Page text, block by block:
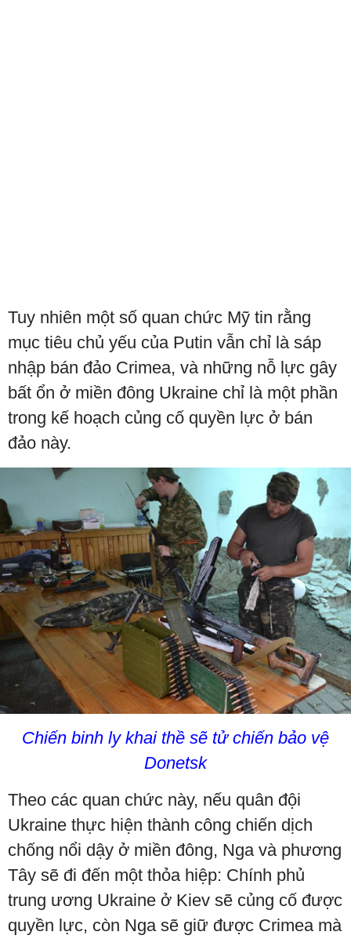
Tuy nhiên một số quan chức Mỹ tin rằng
mục tiêu chủ yếu của Putin vẫn chỉ là sáp
nhập bán đảo Crimea, và những nỗ lực gây
bất ổn ở miền đông Ukraine chỉ là một phần
trong kế hoạch củng cố quyền lực ở bán
đảo này.
Chiến binh ly khai thề sẽ tử chiến bảo vệ
Donetsk
Theo các quan chức này, nếu quân đội
Ukraine thực hiện thành công chiến dịch
chống nổi dậy ở miền đông, Nga và phương
Tây sẽ đi đến một thỏa hiệp: Chính phủ
trung ương Ukraine ở Kiev sẽ củng cố được
quyền lực, còn Nga sẽ giữ được Crimea mà